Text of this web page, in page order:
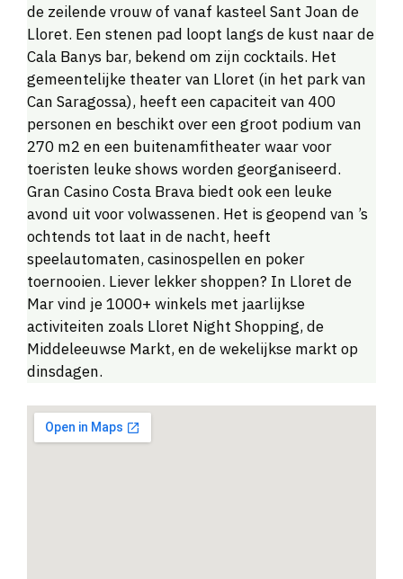
de zeilende vrouw of vanaf kasteel Sant Joan de
Lloret. Een stenen pad loopt langs de kust naar de
Cala Banys bar, bekend om zijn cocktails. Het
gemeentelijke theater van Lloret (in het park van
Can Saragossa), heeft een capaciteit van 400
personen en beschikt over een groot podium van
270 m2 en een buitenamfitheater waar voor
toeristen leuke shows worden georganiseerd.
Gran Casino Costa Brava biedt ook een leuke
avond uit voor volwassenen. Het is geopend van ’s
ochtends tot laat in de nacht, heeft
speelautomaten, casinospellen en poker
toernooien. Liever lekker shoppen? In Lloret de
Mar vind je 1000+ winkels met jaarlijkse
activiteiten zoals Lloret Night Shopping, de
Middeleeuwse Markt, en de wekelijkse markt op
dinsdagen.